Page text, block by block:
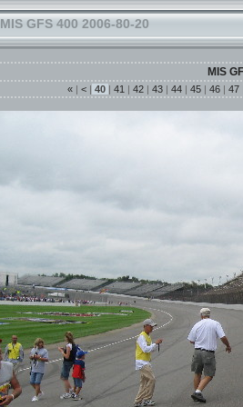
MIS GFS 400 2006-80-20
MIS
« | < | 40 | 41 | 42 | 43 | 44 | 45 | 46 | 47